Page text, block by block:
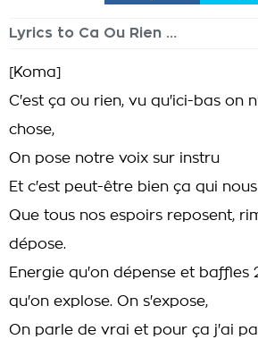
Lyrics to Ca Ou Rien ...
[Koma]
C'est ça ou rien, vu qu'ici-bas on
chose,
On pose notre voix sur instru
Et c'est peut-être bien ça qui
Que tous nos espoirs reposent,
dépose.
Energie qu'on dépense et baffles
qu'on explose. On s'expose,
On parle de vrai et pour ça j'ai